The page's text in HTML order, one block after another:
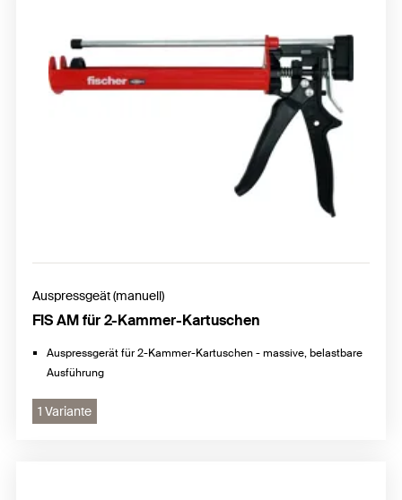
Auspressgeät (manuell)
FIS AM für 2-Kammer-Kartuschen
Auspressgerät für 2-Kammer-Kartuschen - massive, belastbare
Ausführung
1 Variante